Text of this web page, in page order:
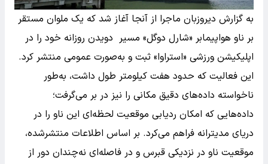
به گزارش دیروزبان ماجرا از آنجا آغاز شد که یک ملوان مستقر
بر ناو هواپیمابر «شارل دوگل» مسیر دویدن روزانه خود را در
اپلیکیشن ورزشی «استراوا» ثبت و به‌صورت عمومی منتشر کرد.
این فعالیت که حدود هفت کیلومتر طول داشت، به‌طور
ناخواسته داده‌های دقیق مکانی را نیز در بر می‌گرفت؛
داده‌هایی که امکان ردیابی موقعیت لحظه‌ای این ناو را در
دریای مدیترانه فراهم می‌کرد. بر اساس اطلاعات منتشرشده،
موقعیت ناو در نزدیکی قبرس و در فاصله‌ای نه‌چندان دور از